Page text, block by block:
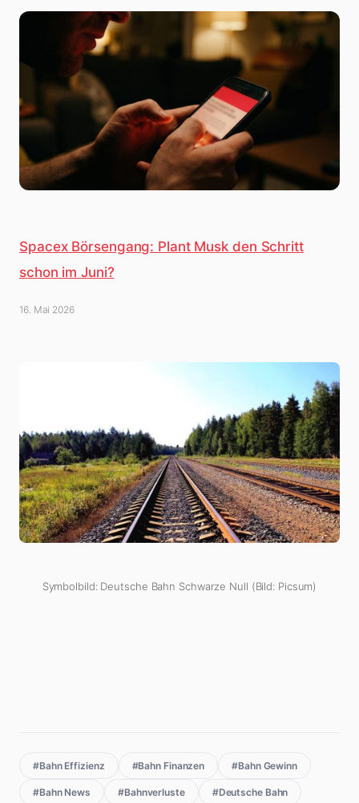
Spacex Börsengang: Plant Musk den Schritt
schon im Juni?
16. Mai 2026
Symbolbild: Deutsche Bahn Schwarze Null (Bild: Picsum)
#Bahn Effizienz #Bahn Finanzen #Bahn Gewinn
#Bahn News #Bahnverluste #Deutsche Bahn